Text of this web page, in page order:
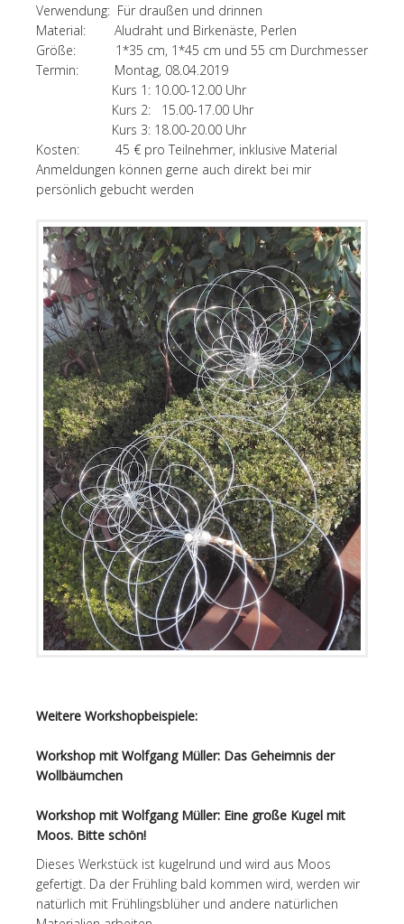
Verwendung: Für draußen und drinnen
Material: Aludraht und Birkenäste, Perlen
Größe: 1*35 cm, 1*45 cm und 55 cm Durchmesser
Termin: Montag, 08.04.2019
Kurs 1: 10.00-12.00 Uhr
Kurs 2: 15.00-17.00 Uhr
Kurs 3: 18.00-20.00 Uhr
Kosten: 45 € pro Teilnehmer, inklusive Material
Anmeldungen können gerne auch direkt bei mir
persönlich gebucht werden
Weitere Workshopbeispiele:
Workshop mit Wolfgang Müller: Das Geheimnis der
Wollbäumchen
Workshop mit Wolfgang Müller: Eine große Kugel mit
Moos. Bitte schön!
Dieses Werkstück ist kugelrund und wird aus Moos
gefertigt. Da der Frühling bald kommen wird, werden wir
natürlich mit Frühlingsblüher und andere natürlichen